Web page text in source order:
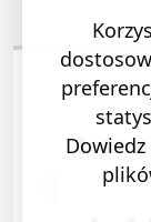
POPRZEDNI